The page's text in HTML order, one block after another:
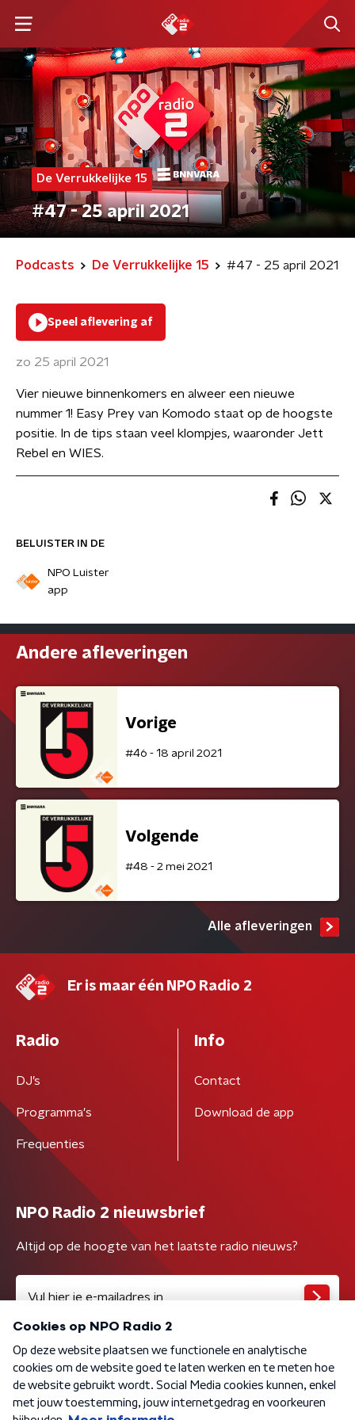
De Verrukkelijke 15
#47 - 25 april 2021
Podcasts De Verrukkelijke 15 #47 - 25 april 2021
BELUISTER IN DE
NPO Luister
app
Speel aflevering af
zo 25 april 2021
Vier nieuwe binnenkomers en alweer een nieuwe
nummer 1! Easy Prey van Komodo staat op de hoogste
positie. In de tips staan veel klompjes, waaronder Jett
Rebel en WIES.
Andere afleveringen
Vorige
#46 - 18 april 2021
Volgende
#48 - 2 mei 2021
Alle afleveringen
Er is maar één NPO Radio 2
Radio
DJ’s
Programma's
Frequenties
Info
Contact
Download de app
NPO Radio 2 nieuwsbrief
Altijd op de hoogte van het laatste radio nieuws?
Algemene voorwaarden